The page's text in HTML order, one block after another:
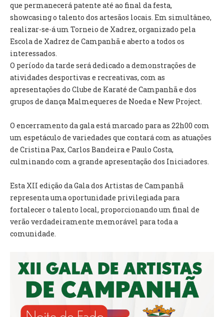
VENDA AMBULANTE
EMPREGO (GIP)
que permanecerá patente até ao final da festa,
showcasing o talento dos artesãos locais. Em simultâneo,
realizar-se-á um Torneio de Xadrez, organizado pela
Escola de Xadrez de Campanhã e aberto a todos os
interessados.
O período da tarde será dedicado a demonstrações de
atividades desportivas e recreativas, com as
apresentações do Clube de Karaté de Campanhã e dos
grupos de dança Malmequeres de Noeda e New Project.
O encerramento da gala está marcado para as 22h00 com
um espetáculo de variedades que contará com as atuações
de Cristina Pax, Carlos Bandeira e Paulo Costa,
culminando com a grande apresentação dos Iniciadores.
Esta XII edição da Gala dos Artistas de Campanhã
representa uma oportunidade privilegiada para
fortalecer o talento local, proporcionando um final de
verão verdadeiramente memorável para toda a
comunidade.